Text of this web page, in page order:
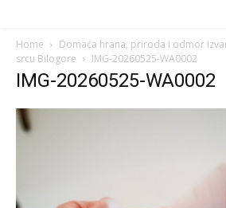
Home
Domaća hrana, priroda i odmor
srcu Bilogore
IMG-20260525-WA0002
IMG-20260525-WA0002